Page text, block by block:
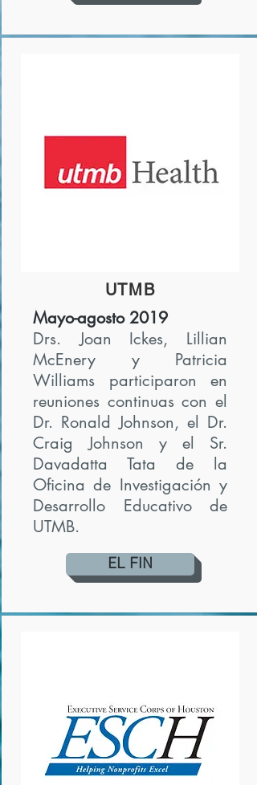
UTMB
Mayo-agosto 2019
Drs. Joan Ickes, Lillian
McEnery y Patricia
Williams participaron en
reuniones continuas con el
Dr. Ronald Johnson, el Dr.
Craig Johnson y el Sr.
Davadatta Tata de la
Oficina de Investigación y
Desarrollo Educativo de
UTMB.
EL FIN